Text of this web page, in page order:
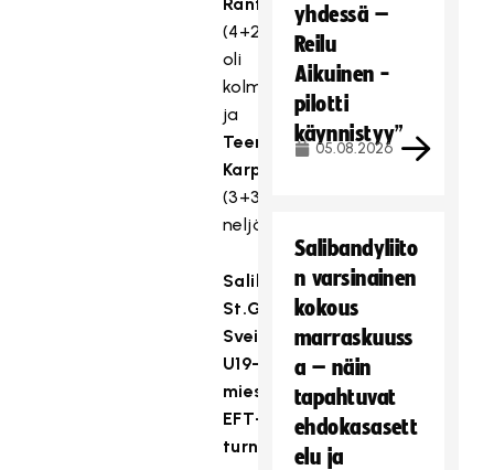
(4+2)
oli
kolmas
ja
Teemu
Karppanen
(3+3)
neljäs.
Salibandya,
St.Gallen,
Sveitsi
U19-
miesten
EFT-
turnaus
yhdessä –
Reilu
Aikuinen -
pilotti
käynnistyy”
05.08.2026
Salibandyliito
n varsinainen
kokous
marraskuuss
a – näin
tapahtuvat
ehdokasasett
elu ja